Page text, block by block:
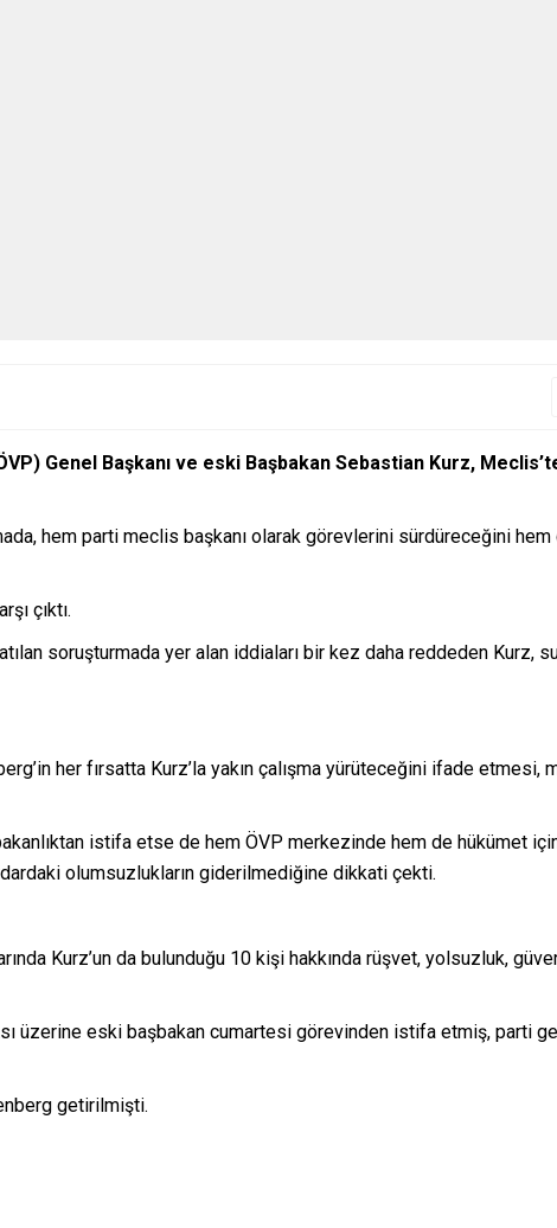
Genel Başkanı ve eski Başbakan Sebastian Kurz,
hem parti meclis başkanı olarak görevlerini sürdüreceğini
çıktı.
soruşturmada yer alan iddiaları bir kez daha reddeden Kurz,
her fırsatta Kurz’la yakın çalışma yürüteceğini ifade etmesi,
istifa etse de hem ÖVP merkezinde hem de hükümet
olumsuzlukların giderilmediğine dikkati çekti.
Kurz’un da bulunduğu 10 kişi hakkında rüşvet, yolsuzluk,
üzerine eski başbakan cumartesi görevinden istifa etmiş, parti
getirilmişti.